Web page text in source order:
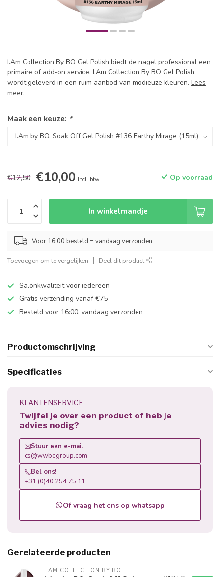
I.Am Collection By BO Gel Polish biedt de nagel professional een
primaire of add-on service. I.Am Collection By BO Gel Polish
wordt geleverd in een ruim aanbod van modieuze kleuren. Lees
meer.
Maak een keuze: *
€12,50 €10,00 Incl. btw Op voorraad
In winkelmandje
Voor 16:00 besteld = vandaag verzonden
Toevoegen om te vergelijken Deel dit product
Salonkwaliteit voor iedereen
Gratis verzending vanaf €75
Besteld voor 16:00, vandaag verzonden
Productomschrijving
Specificaties
KLANTENSERVICE
Twijfel je over een product of heb je
advies nodig?
Stuur een e-mail
cs@wwbdgroup.com
Bel ons!
+31 (0)40 254 75 11
Of vraag het ons op whatsapp
Gerelateerde producten
I.AM COLLECTION BY BO.